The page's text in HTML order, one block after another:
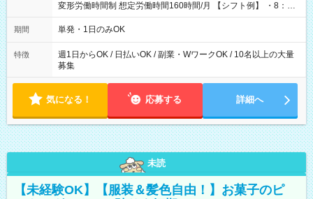
変形労働時間制 想定労働時間160時間/月 【シフト例】 ・8：00
～21：00
期間 単発・1日のみOK
特徴
週1日からOK / 日払いOK / 副業・WワークOK / 10名以上の大量
募集
気になる！ 応募する 詳細へ
未読
【未経験OK】【服装＆髪色自由！】お菓子のピ